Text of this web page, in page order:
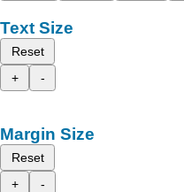
Text Size
Reset
+
-
Margin Size
Reset
+
-